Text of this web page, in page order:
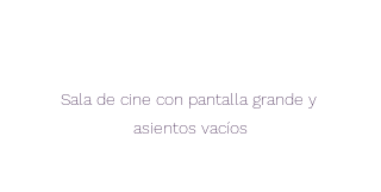
Sala de cine con pantalla grande y
asientos vacíos